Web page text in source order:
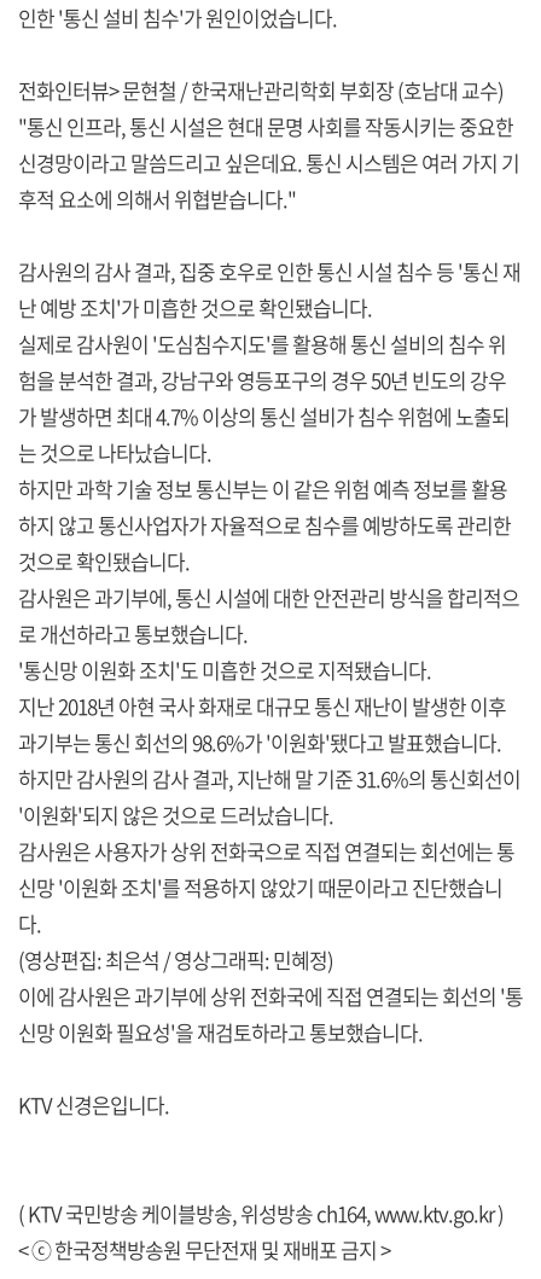
인한 '통신 설비 침수'가 원인이었습니다.
전화인터뷰> 문현철 / 한국재난관리학회 부회장 (호남대 교수)
"통신 인프라, 통신 시설은 현대 문명 사회를 작동시키는 중요한
신경망이라고 말씀드리고 싶은데요. 통신 시스템은 여러 가지 기
후적 요소에 의해서 위협받습니다."
감사원의 감사 결과, 집중 호우로 인한 통신 시설 침수 등 '통신 재
난 예방 조치'가 미흡한 것으로 확인됐습니다.
실제로 감사원이 '도심침수지도'를 활용해 통신 설비의 침수 위
험을 분석한 결과, 강남구와 영등포구의 경우 50년 빈도의 강우
가 발생하면 최대 4.7% 이상의 통신 설비가 침수 위험에 노출되
는 것으로 나타났습니다.
하지만 과학 기술 정보 통신부는 이 같은 위험 예측 정보를 활용
하지 않고 통신사업자가 자율적으로 침수를 예방하도록 관리한
것으로 확인됐습니다.
감사원은 과기부에, 통신 시설에 대한 안전관리 방식을 합리적으
로 개선하라고 통보했습니다.
'통신망 이원화 조치'도 미흡한 것으로 지적됐습니다.
지난 2018년 아현 국사 화재로 대규모 통신 재난이 발생한 이후
과기부는 통신 회선의 98.6%가 '이원화'됐다고 발표했습니다.
하지만 감사원의 감사 결과, 지난해 말 기준 31.6%의 통신회선이
'이원화'되지 않은 것으로 드러났습니다.
감사원은 사용자가 상위 전화국으로 직접 연결되는 회선에는 통
신망 '이원화 조치'를 적용하지 않았기 때문이라고 진단했습니
다.
(영상편집: 최은석 / 영상그래픽: 민혜정)
이에 감사원은 과기부에 상위 전화국에 직접 연결되는 회선의 '통
신망 이원화 필요성'을 재검토하라고 통보했습니다.
KTV 신경은입니다.
( KTV 국민방송 케이블방송, 위성방송 ch164,www.ktv.go.kr)
< ⓒ 한국정책방송원 무단전재 및 재배포 금지 >